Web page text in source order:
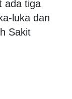
ada tiga
luka dan
Sakit